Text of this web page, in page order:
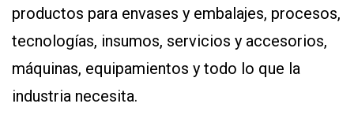
productos para envases y embalajes, procesos,
tecnologías, insumos, servicios y accesorios,
máquinas, equipamientos y todo lo que la
industria necesita.